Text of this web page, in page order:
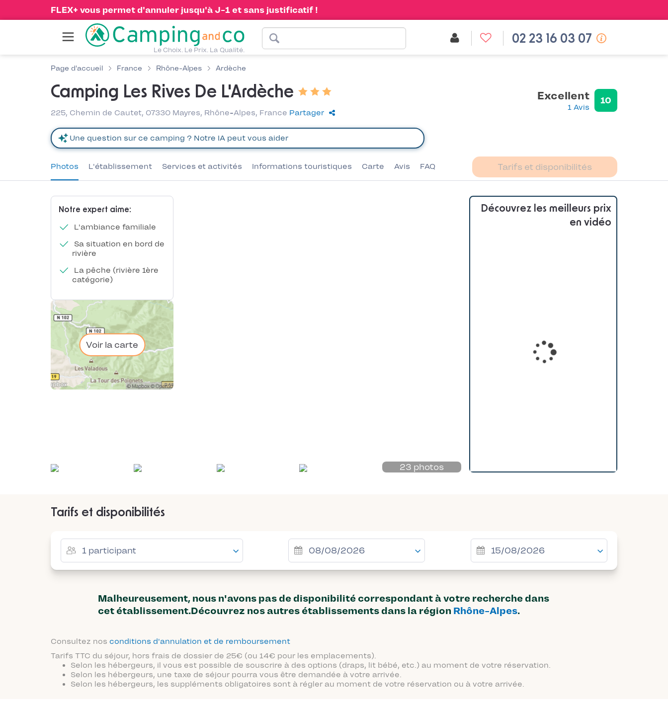
FLEX+ vous permet d'annuler jusqu'à J-1 et sans justificatif !
Le Choix. Le Prix. La Qualité.
02 23 16 03 07
Page d'accueil France Rhône-Alpes Ardèche
Camping Les Rives De L'Ardèche
225, Chemin de Cautet, 07330 Mayres, Rhône-Alpes, France Partager
Excellent
1 Avis
10
Photos L'établissement Services et activités Informations touristiques Carte Avis FAQ Tarifs et disponibilités
Notre expert aime:
L'ambiance familiale
Sa situation en bord de
rivière
La pêche (rivière 1ère
catégorie)
Voir la carte
23 photos
Découvrez les meilleurs prix
en vidéo
Tarifs et disponibilités
Malheureusement, nous n'avons pas de disponibilité correspondant à votre recherche dans
cet établissement.Découvrez nos autres établissements dans la région Rhône-Alpes.
Consultez nos conditions d'annulation et de remboursement
Tarifs TTC du séjour, hors frais de dossier de 25€ (ou 14€ pour les emplacements).
Selon les hébergeurs, il vous est possible de souscrire à des options (draps, lit bébé, etc.) au moment de votre réservation.
Selon les hébergeurs, une taxe de séjour pourra vous être demandée à votre arrivée.
Selon les hébergeurs, les suppléments obligatoires sont à régler au moment de votre réservation ou à votre arrivée.